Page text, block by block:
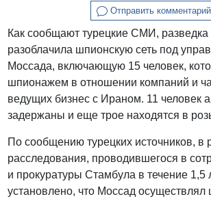
Отправить комментарий
Как сообщают турецкие СМИ, разведка
разоблачила шпионскую сеть под
Моссада, включающую 15 человек,
шпионажем в отношении компаний и
ведущих бизнес с Ираном. 11 человек
задержаны и еще трое находятся в
По сообщению турецких источников, в
расследования, проводившегося в
и прокуратуры Стамбула в течение 1,5
установлено, что Моссад